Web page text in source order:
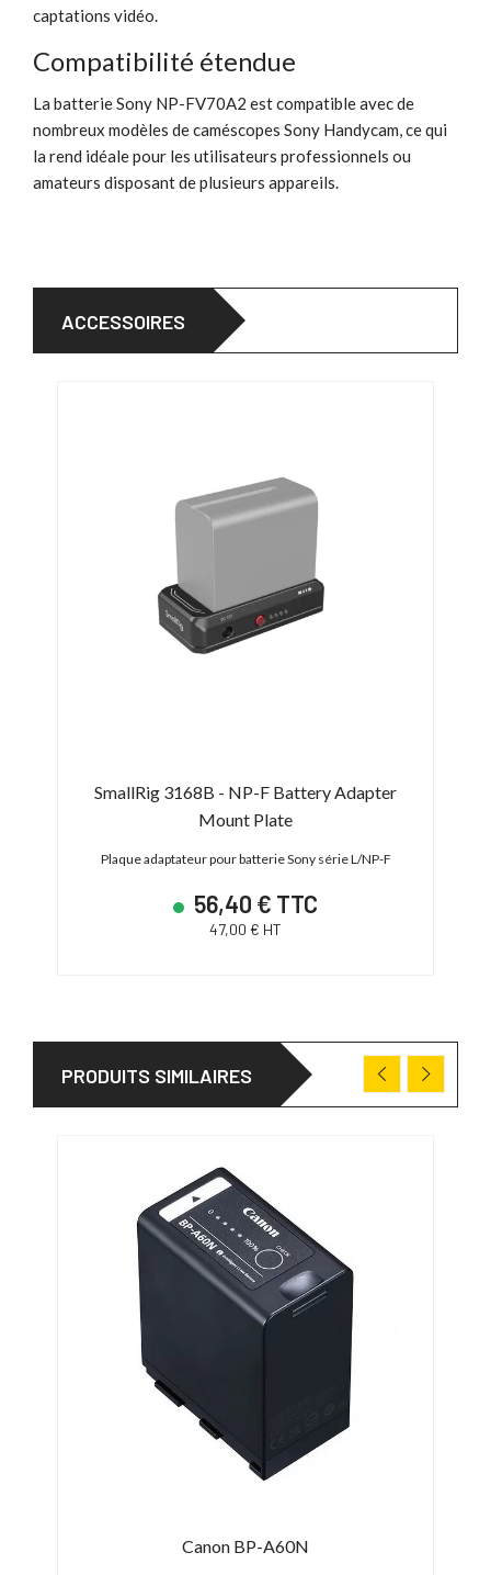
captations vidéo.
Compatibilité étendue
La batterie Sony NP-FV70A2 est compatible avec de
nombreux modèles de caméscopes Sony Handycam, ce qui
la rend idéale pour les utilisateurs professionnels ou
amateurs disposant de plusieurs appareils.
ACCESSOIRES
SmallRig 3168B - NP-F Battery Adapter
Mount Plate
Plaque adaptateur pour batterie Sony série L/NP-F
56,40 € TTC
47,00 € HT
PRODUITS SIMILAIRES
Canon BP-A60N